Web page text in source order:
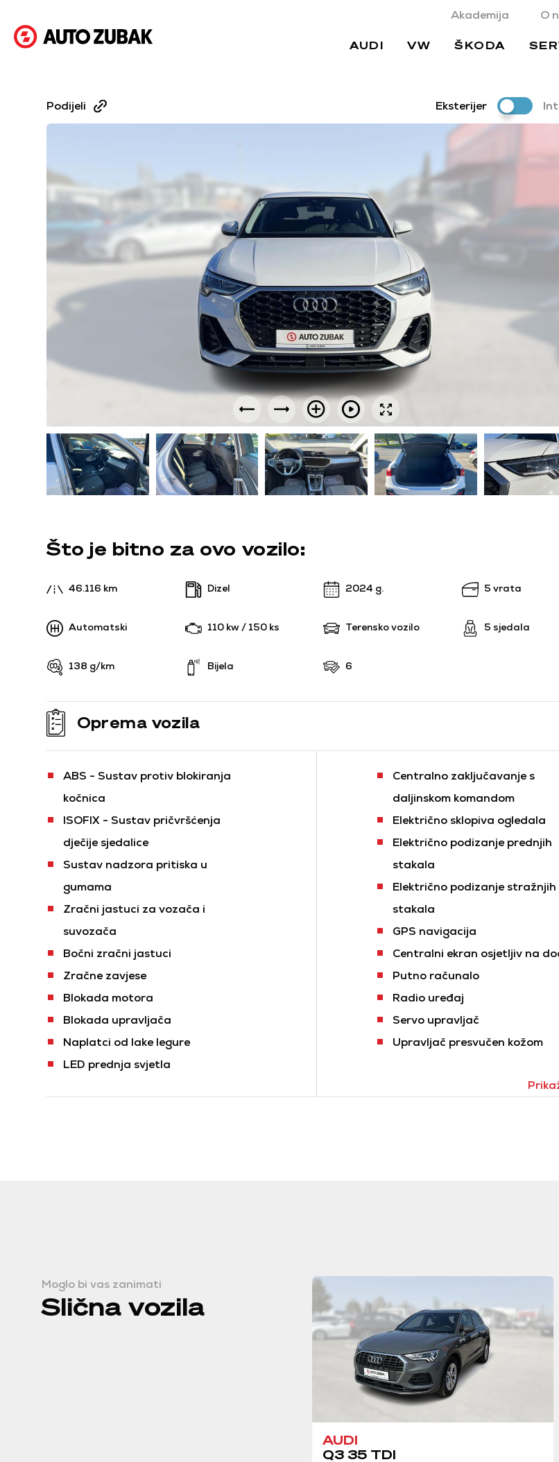
Akademija O
AUDI VW ŠKODA
Podijeli Eksterijer
Što je bitno za ovo vozilo:
46.116 km Dizel 2024 g. 5 vrata
Automatski 110 kw / 150 ks Terensko vozilo 5 sjedala
138 g/km Bijela 6
Oprema vozila
ABS - Sustav protiv blokiranja
kočnica
ISOFIX - Sustav pričvršćenja
dječije sjedalice
Sustav nadzora pritiska u
gumama
Zračni jastuci za vozača i
suvozača
Bočni zračni jastuci
Zračne zavjese
Blokada motora
Blokada upravljača
Naplatci od lake legure
LED prednja svjetla
Centralno zaključavanje s
daljinskom komandom
Električno sklopiva ogledala
Električno podizanje prednjih
stakala
Električno podizanje stražnjih
stakala
GPS navigacija
Centralni ekran osjetljiv na
Putno računalo
Radio uređaj
Servo upravljač
Upravljač presvučen kožom
Moglo bi vas zanimati
Slična vozila
AUDI
Q3 35 TDI